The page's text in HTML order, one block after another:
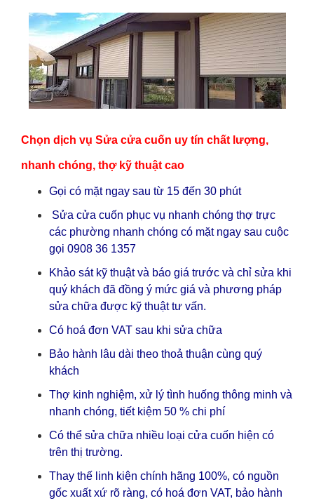
Chọn dịch vụ Sửa cửa cuốn uy tín chất lượng,
nhanh chóng, thợ kỹ thuật cao
Gọi có mặt ngay sau từ 15 đến 30 phút
Sửa cửa cuốn phục vụ nhanh chóng thợ trực
các phường nhanh chóng có mặt ngay sau cuộc
gọi 0908 36 1357
Khảo sát kỹ thuật và báo giá trước và chỉ sửa khi
quý khách đã đồng ý mức giá và phương pháp
sửa chữa được kỹ thuật tư vấn.
Có hoá đơn VAT sau khi sửa chữa
Bảo hành lâu dài theo thoả thuận cùng quý
khách
Thợ kinh nghiệm, xử lý tình huống thông minh và
nhanh chóng, tiết kiệm 50 % chi phí
Có thể sửa chữa nhiều loại cửa cuốn hiện có
trên thị trường.
Thay thế linh kiện chính hãng 100%, có nguồn
gốc xuất xứ rõ ràng, có hoá đơn VAT, bảo hành